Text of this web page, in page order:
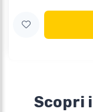
Scopri